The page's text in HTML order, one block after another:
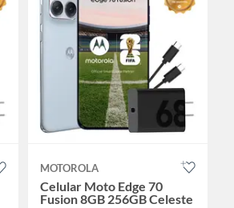
MOTOROLA
Celular Moto Edge 70
Fusion 8GB 256GB Celeste